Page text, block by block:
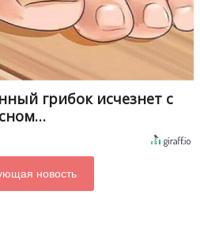
грибок исчезнет с
новость